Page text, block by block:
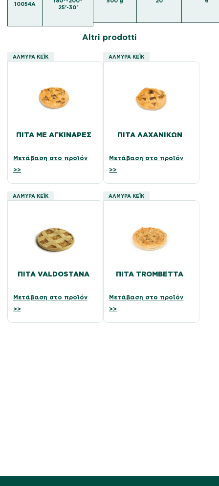
10054A
25'-30'
Altri prodotti
ΑΛΜΥΡΆ ΚΈΙΚ
ΠΊΤΑ ΜΕ ΑΓΚΙΝΆΡΕΣ
Μετάβαση στο προϊόν
>>
ΑΛΜΥΡΆ ΚΈΙΚ
ΠΊΤΑ ΛΑΧΑΝΙΚΏΝ
Μετάβαση στο προϊόν
>>
ΑΛΜΥΡΆ ΚΈΙΚ
ΠΊΤΑ VALDOSTANA
Μετάβαση στο προϊόν
>>
ΑΛΜΥΡΆ ΚΈΙΚ
ΠΊΤΑ TROMBETTA
Μετάβαση στο προϊόν
>>